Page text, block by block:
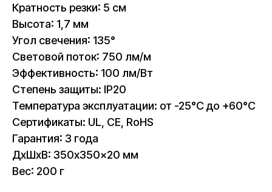
Кратность резки: 5 см
Высота: 1,7 мм
Угол свечения: 135°
Световой поток: 750 лм/м
Эффективность: 100 лм/Вт
Степень защиты: IP20
Температура эксплуатации: от -25°C до +60°C
Сертификаты: UL, CE, RoHS
Гарантия: 3 года
ДxШxВ: 350x350x20 мм
Вес: 200 г